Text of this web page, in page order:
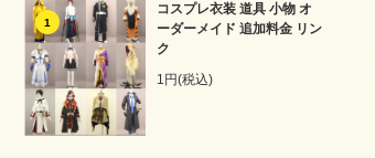
1
コスプレ衣装 道具 小物 オ
ーダーメイド 追加料金 リン
ク
1円(税込)